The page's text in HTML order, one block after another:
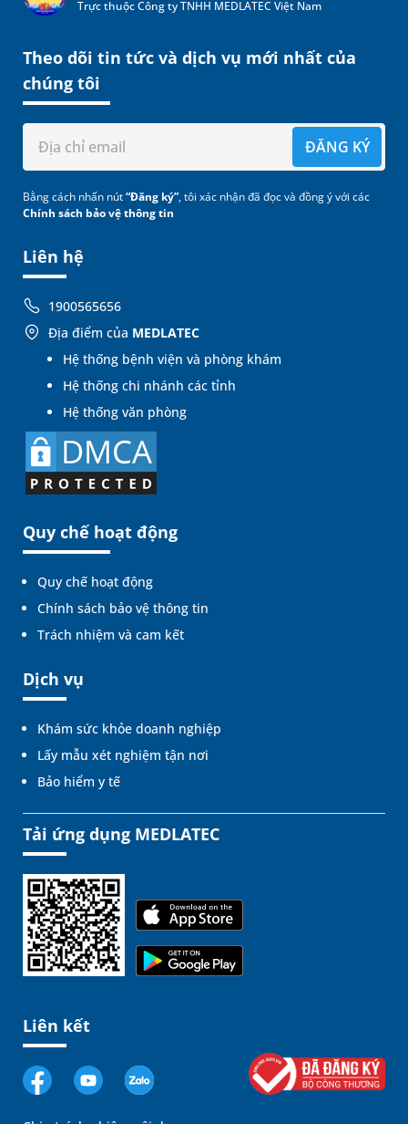
Trực thuộc Công ty TNHH MEDLATEC Việt Nam
Liên hệ
1900565656
Địa điểm của MEDLATEC
Hệ thống bệnh viện và phòng khám
Hệ thống chi nhánh các tỉnh
Hệ thống văn phòng
Quy chế hoạt động
Quy chế hoạt động
Chính sách bảo vệ thông tin
Trách nhiệm và cam kết
Dịch vụ
Khám sức khỏe doanh nghiệp
Lấy mẫu xét nghiệm tận nơi
Bảo hiểm y tế
Theo dõi tin tức và dịch vụ mới nhất của
chúng tôi
ĐĂNG KÝ
Bằng cách nhấn nút“Đăng ký”, tôi xác nhận đã đọc và đồng ý với các
Chính sách bảo vệ thông tin
Tải ứng dụng MEDLATEC
Liên kết